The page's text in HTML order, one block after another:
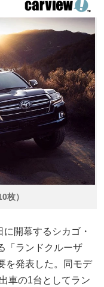
枚）
開幕するシカゴ・
「ランドクルーザ
を発表した。同モデ
車の1台としてラン